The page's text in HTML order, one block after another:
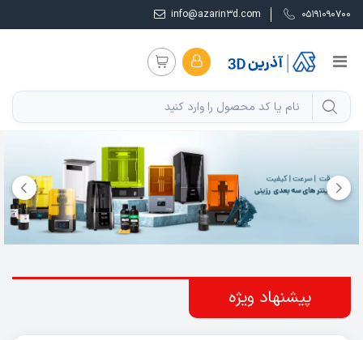
05191090700
info@azarin3d.com
پیشنهاد ویژه